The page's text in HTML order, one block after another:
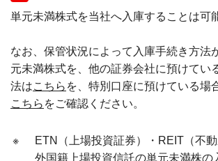
単元未満株式を当社へ入庫することは可
なお、保管状況によって入庫手続き方法
元未満株式を、他の証券会社に預けてい
法はこちら を、特別口座に預けている場
こちら をご確認ください。
※
ETN（上場投資証券）・REIT（不
外国籍上場投資信託の単元未満株の